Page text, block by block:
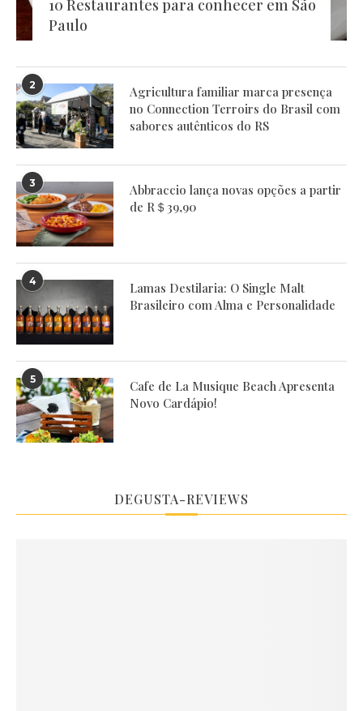
10 Restaurantes para conhecer em São
Paulo
2
Agricultura familiar marca presença
no Connection Terroirs do Brasil com
sabores autênticos do RS
3
Abbraccio lança novas opções a partir
de R＄39,90
4
Lamas Destilaria: O Single Malt
Brasileiro com Alma e Personalidade
5
Cafe de La Musique Beach Apresenta
Novo Cardápio!
DEGUSTA-REVIEWS